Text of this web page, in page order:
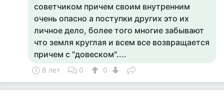
советчиком причем своим внутренним
очень опасно а поступки других это их
личное дело, более того многие забывают
что земля круглая и всем все возвращается
причем с "довеском"....
8 лет 0 0